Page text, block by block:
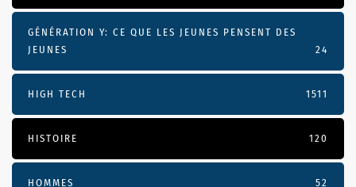
GÉNÉRATION Y: CE QUE LES JEUNES PENSENT DES
JEUNES
24
HIGH TECH 1511
HISTOIRE 120
HOMMES 52